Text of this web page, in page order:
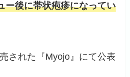
ー後に帯状疱疹になってい
された『Myojo』にて公表